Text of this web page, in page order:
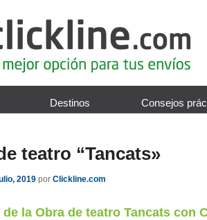
Destinos Consejos
teatro “Tancats»
2019 por Clickline.com
la Obra de teatro Tancats con